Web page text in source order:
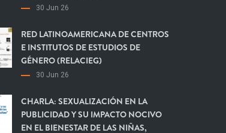
30 Jun 26
RED LATINOAMERICANA DE CENTROS
E INSTITUTOS DE ESTUDIOS DE
GÉNERO (RELACIEG)
30 Jun 26
CHARLA: SEXUALIZACIÓN EN LA
PUBLICIDAD Y SU IMPACTO NOCIVO
EN EL BIENESTAR DE LAS NIÑAS,